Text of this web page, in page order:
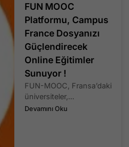
FUN MOOC
Platformu, Campus
France Dosyanızı
Güçlendirecek
Online Eğitimler
Sunuyor !
FUN-MOOC, Fransa’daki
üniversiteler,...
Devamını Oku